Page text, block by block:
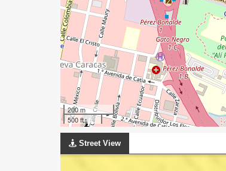
200 m
500 ft
Street View